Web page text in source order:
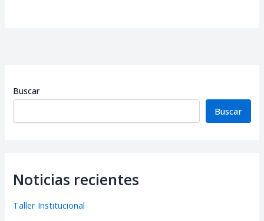
Buscar
Buscar
Noticias recientes
Taller Institucional